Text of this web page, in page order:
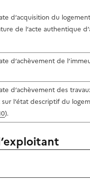
d’acquisition du
de l’acte authentique
d’achèvement de
d’achèvement des
l’état descriptif du
).